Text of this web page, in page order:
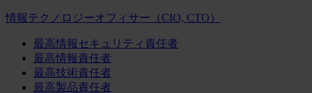
情報テクノロジーオフィサー（CIO, CTO）
最高情報セキュリティ責任者
最高情報責任者
最高技術責任者
最高製品責任者